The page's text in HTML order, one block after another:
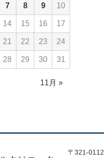
11月 »
7 8 9 10
14 15 16 17
21 22 23 24
28 29 30 31
〒321-0112